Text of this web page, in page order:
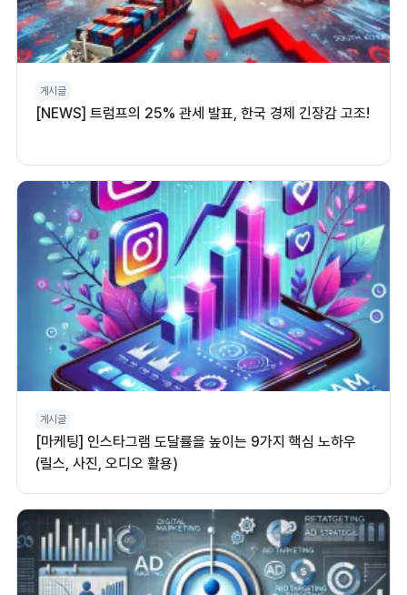
게시글
[NEWS] 트럼프의 25% 관세 발표, 한국 경제 긴장감 고조!
게시글
[마케팅] 인스타그램 도달률을 높이는 9가지 핵심 노하우
(릴스, 사진, 오디오 활용)